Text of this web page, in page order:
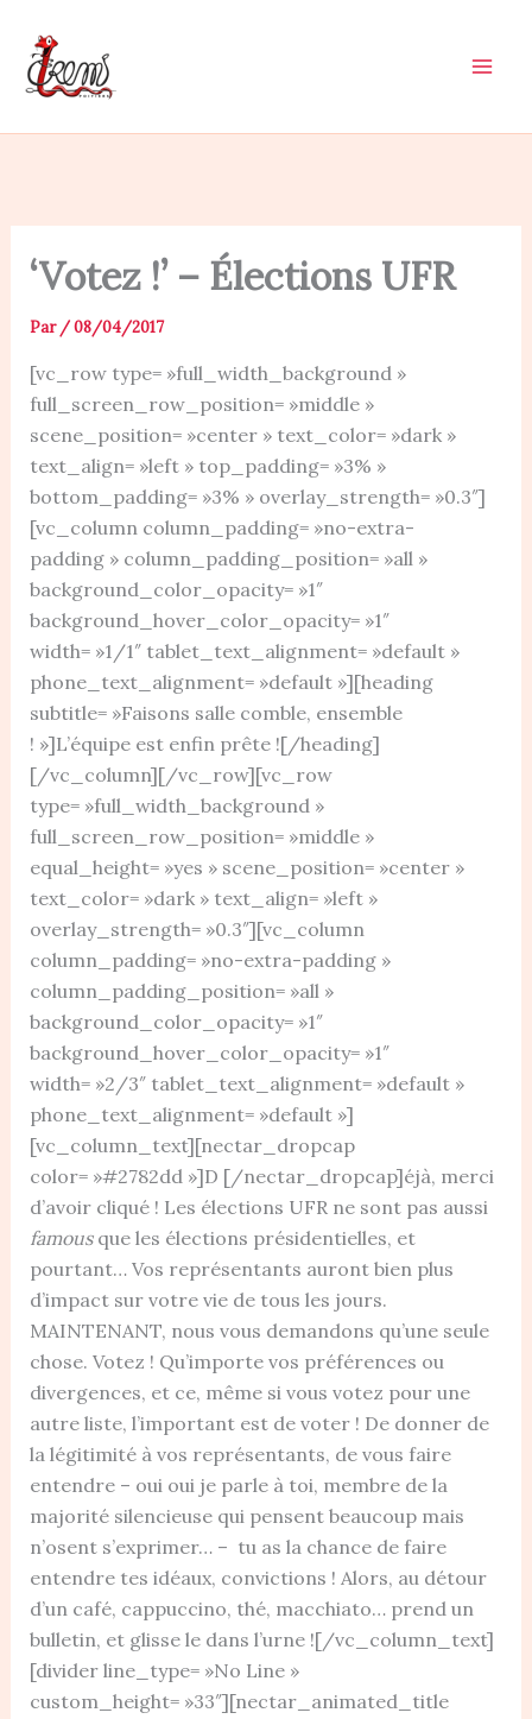
contenu
‘Votez !’ – Élections UFR
Par/08/04/2017
[vc_row type= »full_width_background »
full_screen_row_position= »middle »
scene_position= »center » text_color= »dark »
text_align= »left » top_padding= »3% »
bottom_padding= »3% » overlay_strength= »0.3″]
[vc_column column_padding= »no-extra-
padding » column_padding_position= »all »
background_color_opacity= »1″
background_hover_color_opacity= »1″
width= »1/1″ tablet_text_alignment= »default »
phone_text_alignment= »default »][heading
subtitle= »Faisons salle comble, ensemble
! »]L’équipe est enfin prête ![/heading]
[/vc_column][/vc_row][vc_row
type= »full_width_background »
full_screen_row_position= »middle »
equal_height= »yes » scene_position= »center »
text_color= »dark » text_align= »left »
overlay_strength= »0.3″][vc_column
column_padding= »no-extra-padding »
column_padding_position= »all »
background_color_opacity= »1″
background_hover_color_opacity= »1″
width= »2/3″ tablet_text_alignment= »default »
phone_text_alignment= »default »]
[vc_column_text][nectar_dropcap
color= »#2782dd »]D [/nectar_dropcap]éjà, merci
d’avoir cliqué ! Les élections UFR ne sont pas aussi
famousque les élections présidentielles, et
pourtant… Vos représentants auront bien plus
d’impact sur votre vie de tous les jours.
MAINTENANT, nous vous demandons qu’une seule
chose. Votez ! Qu’importe vos préférences ou
divergences, et ce, même si vous votez pour une
autre liste, l’important est de voter ! De donner de
la légitimité à vos représentants, de vous faire
entendre – oui oui je parle à toi, membre de la
majorité silencieuse qui pensent beaucoup mais
n’osent s’exprimer… – tu as la chance de faire
entendre tes idéaux, convictions ! Alors, au détour
d’un café, cappuccino, thé, macchiato… prend un
bulletin, et glisse le dans l’urne ![/vc_column_text]
[divider line_type= »No Line »
custom_height= »33″][nectar_animated_title